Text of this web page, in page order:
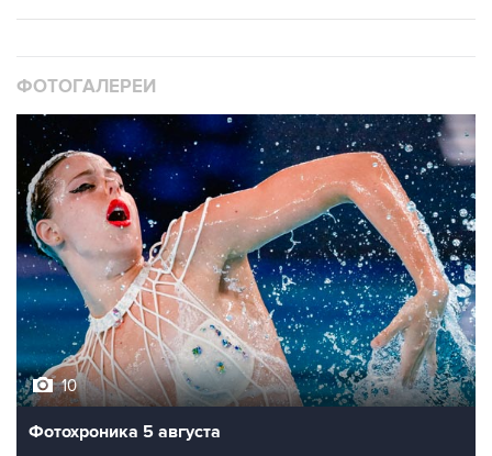
ФОТОГАЛЕРЕИ
10
Фотохроника 5 августа